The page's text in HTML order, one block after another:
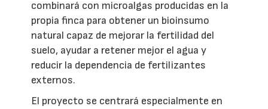
combinará con microalgas producidas en la
propia finca para obtener un bioinsumo
natural capaz de mejorar la fertilidad del
suelo, ayudar a retener mejor el agua y
reducir la dependencia de fertilizantes
externos.
El proyecto se centrará especialmente en